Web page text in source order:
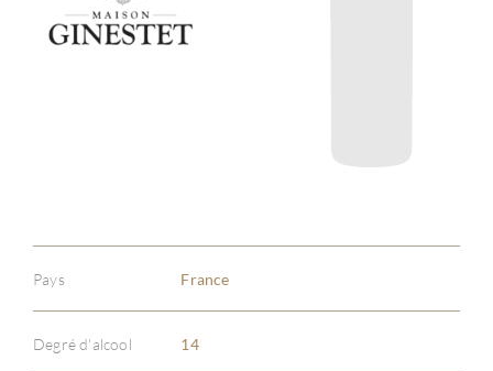
Pays France
Degré d'alcool 14